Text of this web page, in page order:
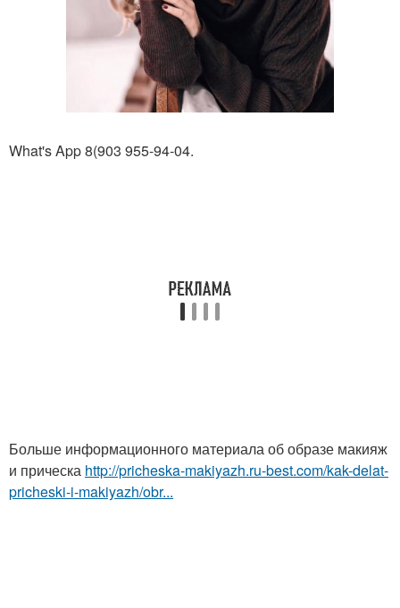
What's App 8(903 955-94-04.
Больше информационного материала об образе макияж
и прическа http://pricheska-makiyazh.ru-best.com/kak-delat-
pricheski-i-makiyazh/obr...